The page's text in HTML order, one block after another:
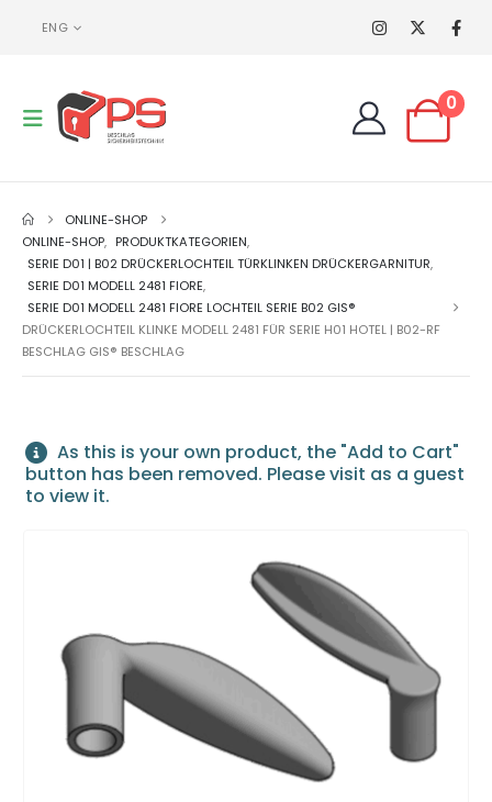
ENG
0
ONLINE-SHOP
ONLINE-SHOP, PRODUKTKATEGORIEN,
SERIE D01 | B02 DRÜCKERLOCHTEIL TÜRKLINKEN DRÜCKERGARNITUR,
SERIE D01 MODELL 2481 FIORE,
SERIE D01 MODELL 2481 FIORE LOCHTEIL SERIE B02 GIS®
DRÜCKERLOCHTEIL KLINKE MODELL 2481 FÜR SERIE H01 HOTEL | B02-RF
BESCHLAG GIS® BESCHLAG
As this is your own product, the "Add to Cart"
button has been removed. Please visit as a guest
to view it.